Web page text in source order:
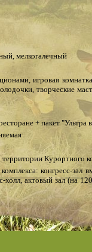
мелкогалечный
игровая
творческие
+ пакет "Ультра
территории Курортного
конгресс-
холл, актовый зал (на
на территории